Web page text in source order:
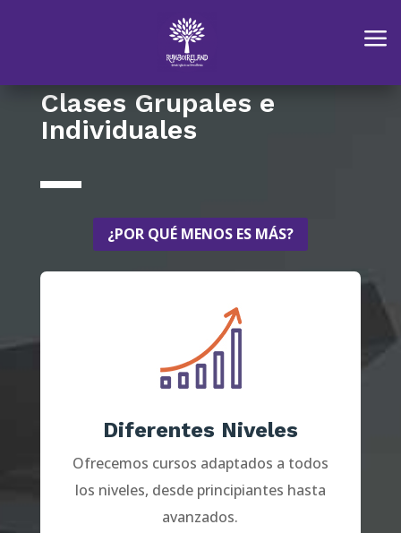
a
Clases Grupales e
Individuales
¿POR QUÉ MENOS ES MÁS?
Diferentes Niveles
Ofrecemos cursos adaptados a todos
los niveles, desde principiantes hasta
avanzados.
Idioma »